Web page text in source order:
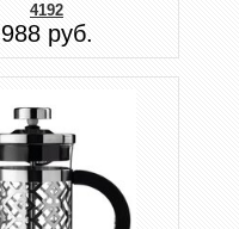
4192
988 руб.